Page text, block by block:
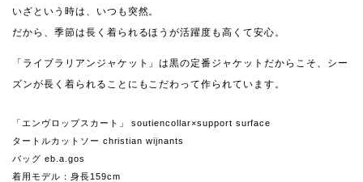
いざという時は、いつも突然。
だから、季節は長く着られるほうが活躍度も高くて安心。
「ライブラリアンジャケット」は黒の定番ジャケットだからこそ、シー
ズンが長く着られることにもこだわって作られています。
「エンヴロップスカート」 soutiencollar×support surface
タートルカットソー christian wijnants
バッグ eb.a.gos
着用モデル：身長159cm